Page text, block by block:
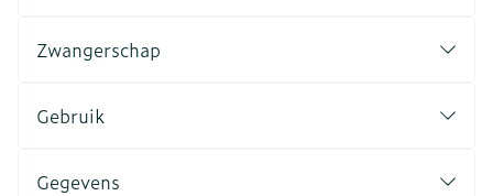
Zwangerschap
Gebruik
Gegevens